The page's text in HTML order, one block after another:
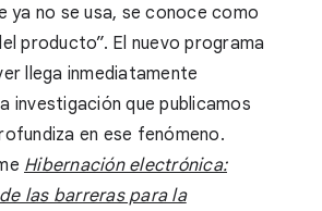
ya no se usa, se conoce como
producto”. El nuevo programa
llega inmediatamente
investigación que publicamos
en ese fenómeno.
Hibernación electrónica:
las barreras para la